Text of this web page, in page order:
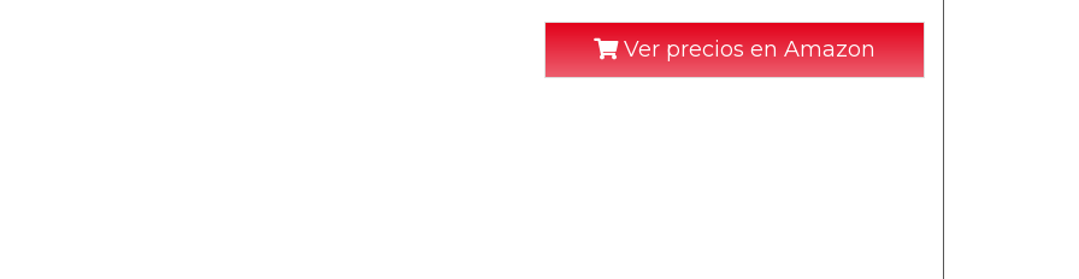
Ver precios en Amazon